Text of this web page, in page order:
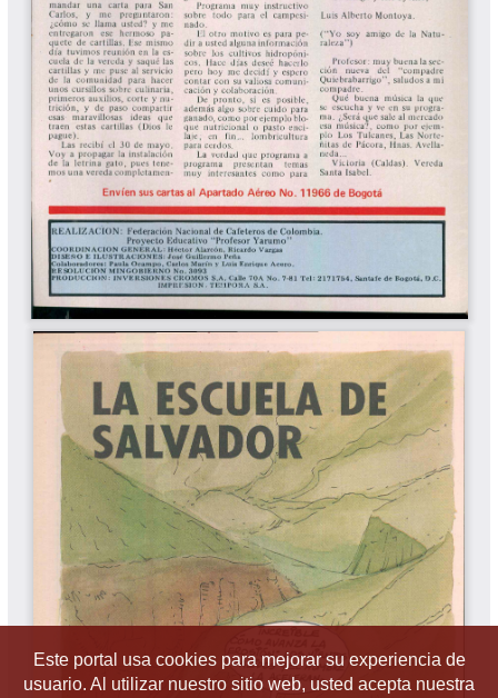
Este portal usa cookies para mejorar su experiencia de
usuario. Al utilizar nuestro sitio web, usted acepta nuestra